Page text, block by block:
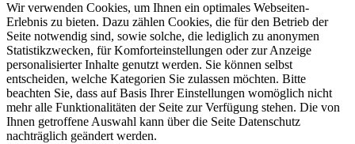
Wir verwenden Cookies, um Ihnen ein optimales Webseiten-
Erlebnis zu bieten. Dazu zählen Cookies, die für den Betrieb der
Seite notwendig sind, sowie solche, die lediglich zu anonymen
Statistikzwecken, für Komforteinstellungen oder zur Anzeige
personalisierter Inhalte genutzt werden. Sie können selbst
entscheiden, welche Kategorien Sie zulassen möchten. Bitte
beachten Sie, dass auf Basis Ihrer Einstellungen womöglich nicht
mehr alle Funktionalitäten der Seite zur Verfügung stehen. Die von
Ihnen getroffene Auswahl kann über die Seite Datenschutz
nachträglich geändert werden.